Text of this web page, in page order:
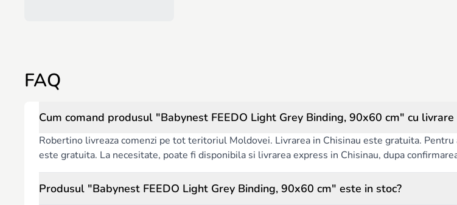
FAQ
Cum comand produsul "Babynest FEEDO Light Grey Binding, 90x60 cm" cu
Robertino livreaza comenzi pe tot teritoriul Moldovei. Livrarea in Chisinau este gratuita.
este gratuita. La necesitate, poate fi disponibila si livrarea express in Chisinau, dupa
Produsul "Babynest FEEDO Light Grey Binding, 90x60 cm" este in stoc?